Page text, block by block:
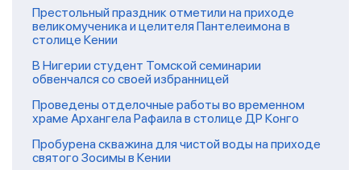
Престольный праздник отметили на приходе
великомученика и целителя Пантелеимона в
столице Кении
В Нигерии студент Томской семинарии
обвенчался со своей избранницей
Проведены отделочные работы во временном
храме Архангела Рафаила в столице ДР Конго
Пробурена скважина для чистой воды на приходе
святого Зосимы в Кении